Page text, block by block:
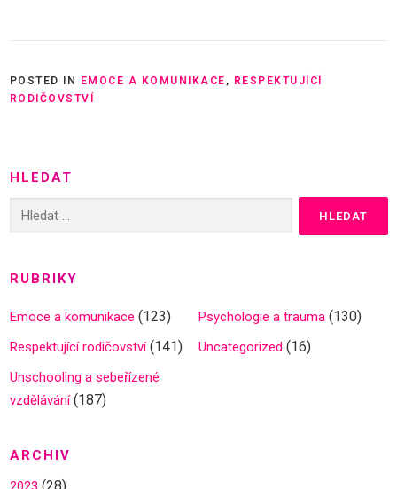
POSTED IN EMOCE A KOMUNIKACE , RESPEKTUJÍCÍ
RODIČOVSTVÍ
HLEDAT
RUBRIKY
Emoce a komunikace (123) Psychologie a trauma (130)
Respektující rodičovství(141) Uncategorized (16)
Unschooling a sebeřízené
vzdělávání(187)
ARCHIV
(28)